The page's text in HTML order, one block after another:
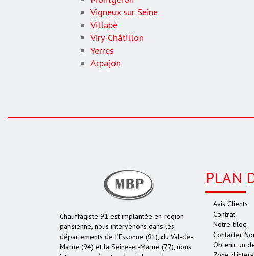
Vigneux sur Seine
Villabé
Viry-Châtillon
Yerres
Arpajon
Chauffagiste 91 est implantée en région
parisienne, nous intervenons dans les
départements de l’Essonne (91), du Val-de-
Marne (94) et la Seine-et-Marne (77), nous
PLAN
Avis Clients
Contrat
Notre blog
Contacter
Obtenir un